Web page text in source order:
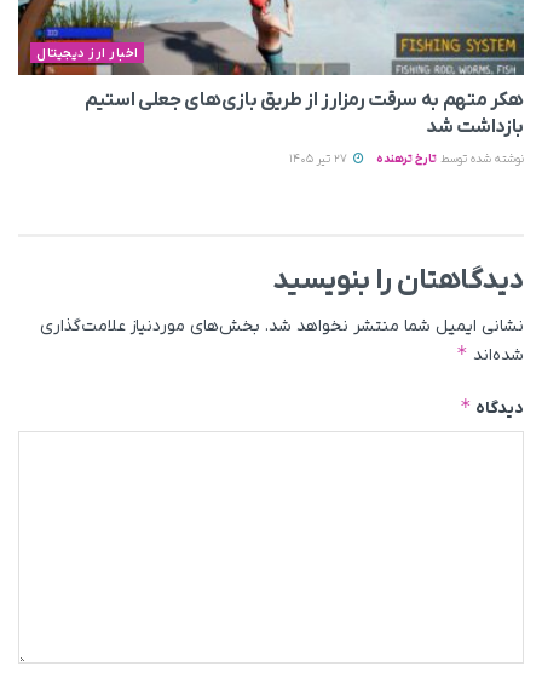
اخبار ارز دیجیتال
هکر متهم به سرقت رمزارز از طریق بازی‌های جعلی استیم
بازداشت شد
نوشته شده توسط تارخ ترهنده
دیدگاهتان را بنویسید
نشانی ایمیل شما منتشر نخواهد شد. بخش‌های موردنیاز علامت‌گذاری
شده‌اند *
دیدگاه *